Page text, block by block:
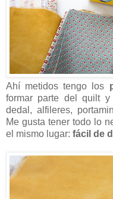
Ahí metidos tengo los
formar parte del quilt y
dedal, alfileres,
Me gusta tener todo lo
el mismo lugar: fácil de